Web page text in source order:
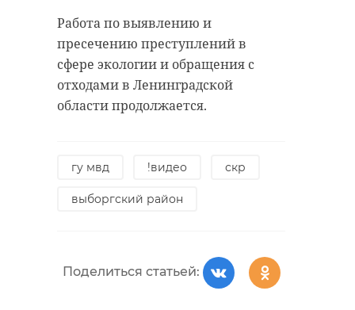
Работа по выявлению и
пресечению преступлений в
сфере экологии и обращения с
отходами в Ленинградской
области продолжается.
гу мвд !видео скр
выборгский район
Поделиться статьей:
президентская библиотека
выставка
выставка "Дневники Победы"
пятнистые олени олени